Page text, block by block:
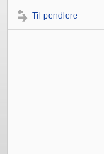
Til pendlere